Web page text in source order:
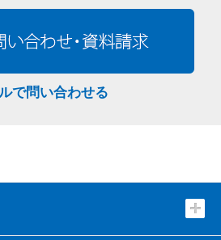
で問い合わせる